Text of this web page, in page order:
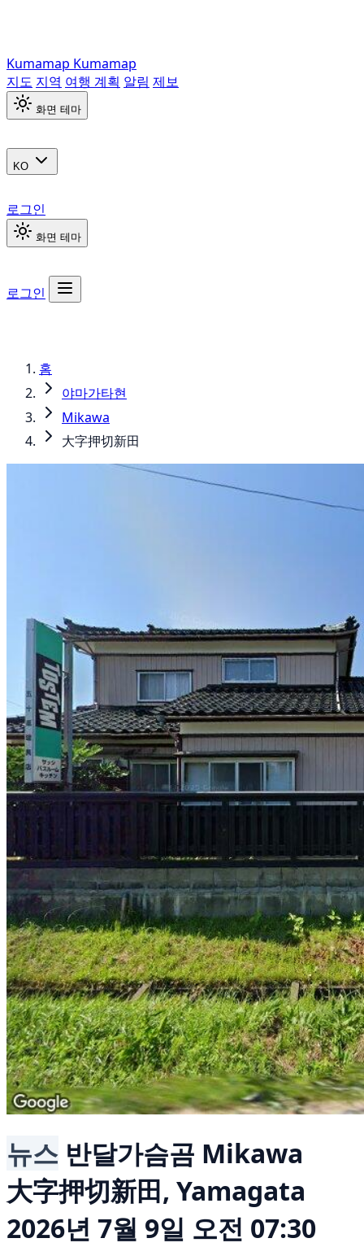
Kumamap Kumamap
지도 지역 여행 계획 알림 제보
화면 테마
KO
로그인
화면 테마
로그인
홈
야마가타현
Mikawa
大字押切新田
뉴스 반달가슴곰 Mikawa
大字押切新田, Yamagata
2026년 7월 9일 오전 07:30